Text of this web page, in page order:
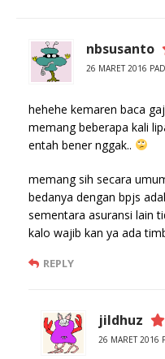
nbsusanto
26 MARET 2016
hehehe kemaren baca
memang beberapa kali
entah bener nggak..
memang sih secara
bedanya dengan bpjs
sementara asuransi lain
kalo wajib kan ya ada
REPLY
jildhuz
26 MARET 2016